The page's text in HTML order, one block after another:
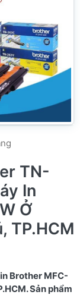
TN-
In
Ở
TP.HCM
Brother MFC-
Sản phẩm